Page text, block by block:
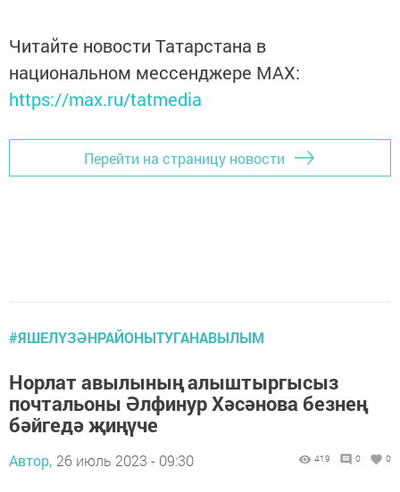
Читайте новости Татарстана в
национальном мессенджере MАХ:
https://max.ru/tatmedia
Перейти на страницу новости
#ЯШЕЛҮЗӘНРАЙОНЫТУГАНАВЫЛЫМ
Норлат авылының алыштыргысыз
почтальоны Әлфинур Хәсәнова безнең
бәйгедә җиңүче
Автор, 26 июль 2023 - 09:30 419 0 0